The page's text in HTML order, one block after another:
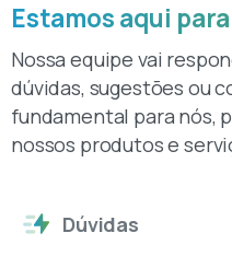
Estamos aqui
Nossa equipe vai
dúvidas, sugestões ou
fundamental para nós,
nossos produtos e
Dúvidas